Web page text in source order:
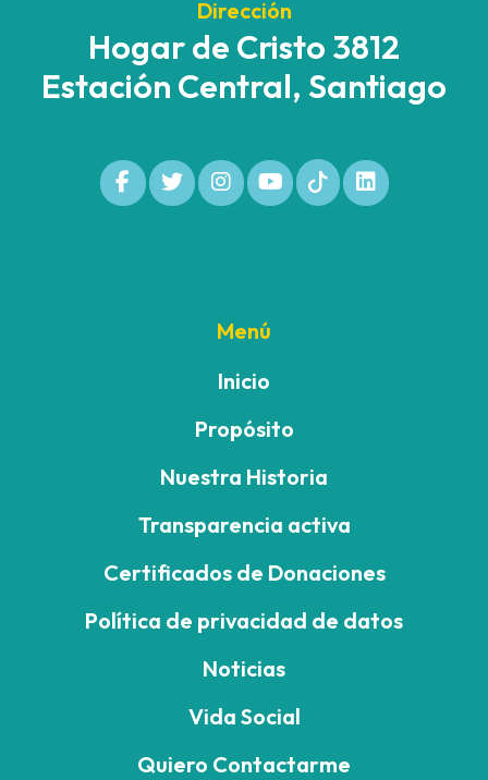
Dirección
Hogar de Cristo 3812
Estación Central, Santiago
Menú
Inicio
Propósito
Nuestra Historia
Transparencia activa
Certificados de Donaciones
Política de privacidad de datos
Noticias
Vida Social
Quiero Contactarme